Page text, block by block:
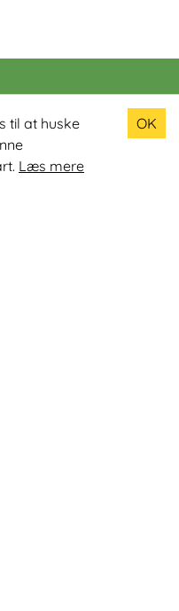
til at huske
Læs mere
OK